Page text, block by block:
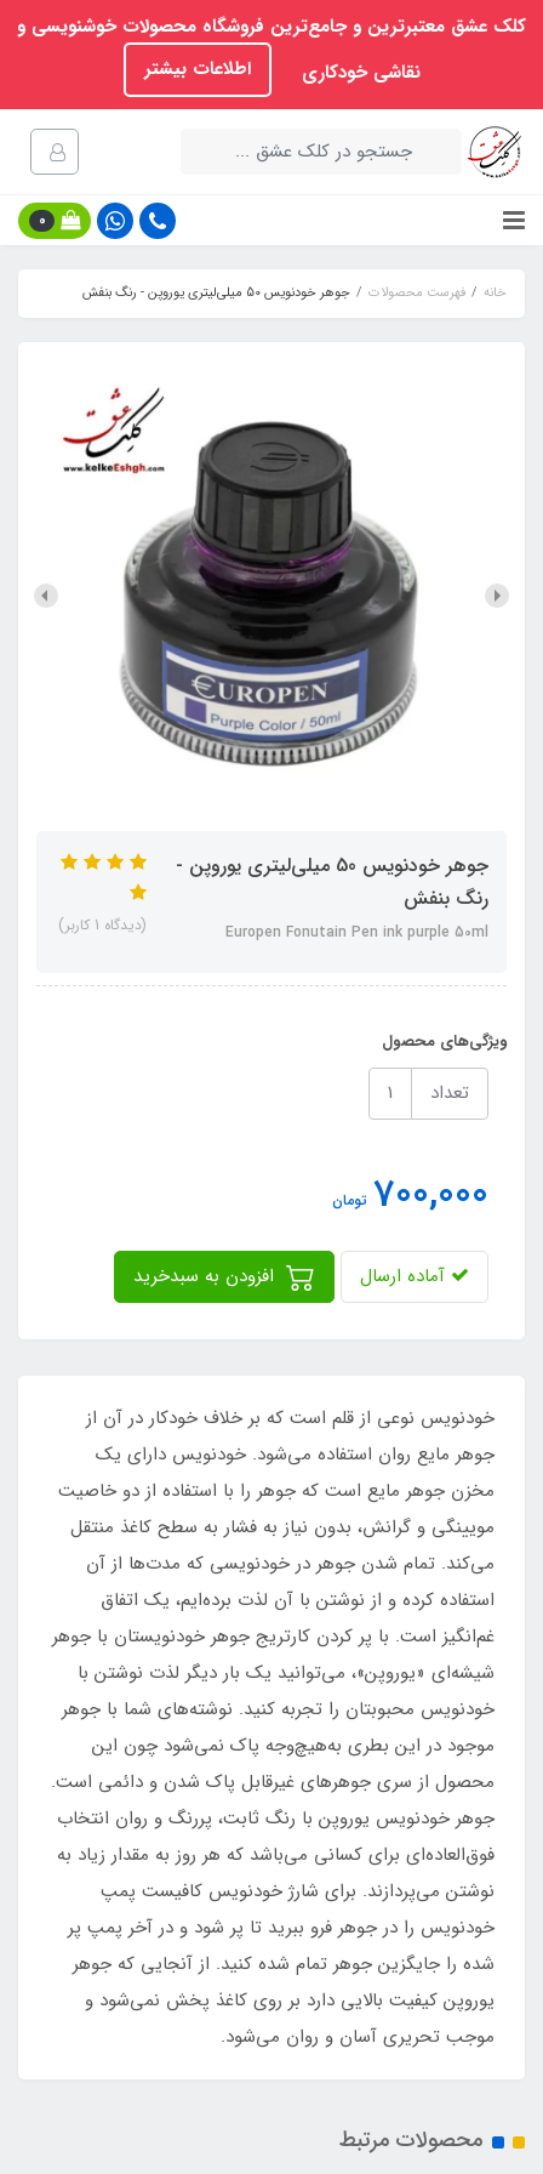
کلک عشق معتبرترین و جامع‌ترین فروشگاه محصولات خوشنویسی و
نقاشی خودکاری
اطلاعات بیشتر
0
خانه فهرست محصولات جوهر خودنویس 50 میلی‌لیتری یوروپن - رنگ بنفش
جوهر خودنویس 50 میلی‌لیتری یوروپن -
رنگ بنفش
Europen Fonutain Pen ink purple 50ml (دیدگاه 1 کاربر)
ویژگی‌های محصول
تعداد
700,000 تومان
آماده ارسال
خودنویس نوعی از قلم است که بر خلاف خودکار در آن از
جوهر مایع روان استفاده می‌شود. خودنویس دارای یک
مخزن جوهر مایع است که جوهر را با استفاده از دو خاصیت
مویینگی و گرانش، بدون نیاز به فشار به سطح کاغذ منتقل
می‌کند. تمام شدن جوهر در خودنویسی که مدت‌ها از آن
استفاده کرده و از نوشتن با آن لذت برده‌ایم، یک اتفاق
غم‌انگیز است. با پر کردن کارتریج جوهر خودنویستان با جوهر
شیشه‌‎ای «یوروپن»، می‌توانید یک بار دیگر لذت نوشتن با
خودنویس محبوبتان را تجربه کنید. نوشته‌های شما با جوهر
موجود در این بطری به‌هیچ‌وجه پاک نمی‌شود چون این
محصول از سری جوهرهای غیرقابل پاک شدن و دائمی است.
جوهر خودنویس یوروپن با رنگ ثابت، پررنگ و روان انتخاب
فوق‌العاده‌ای برای کسانی می‌باشد که هر روز به مقدار زیاد به
نوشتن می‌پردازند. برای شارژ خودنویس کافیست پمپ
خودنویس را در جوهر فرو ببرید تا پر شود و در آخر پمپ پر
شده را جایگزین جوهر تمام شده کنید. از آنجایی که جوهر
یوروپن کیفیت بالایی دارد بر روی کاغذ پخش نمی‌شود و
موجب تحریری آسان و روان می‌شود.
محصولات مرتبط